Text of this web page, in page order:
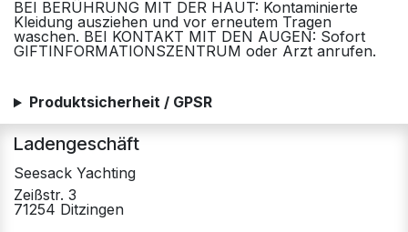
BEI BERÜHRUNG MIT DER HAUT: Kontaminierte
Kleidung ausziehen und vor erneutem Tragen
waschen. BEI KONTAKT MIT DEN AUGEN: Sofort
GIFTINFORMATIONSZENTRUM oder Arzt anrufen.
Produktsicherheit / GPSR
Ladengeschäft
Seesack Yachting
Zeißstr. 3
71254 Ditzingen